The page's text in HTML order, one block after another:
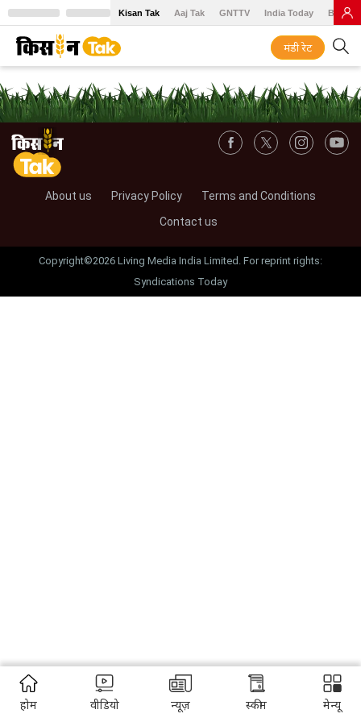
Kisan Tak Aaj Tak GNTTV India Today BT
मंडी रेट
About us Privacy Policy
Terms and Conditions
Contact us
Copyright©2026 Living Media India Limited. For reprint rights:
Syndications Today
होम वीडियो न्यूज़ स्कीम मेन्यू